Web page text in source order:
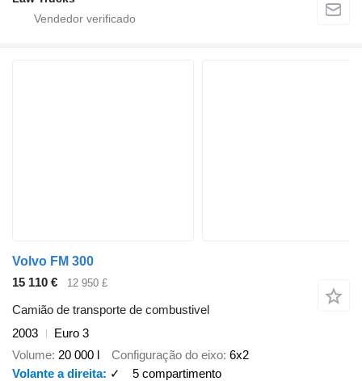
Volvo FM 300
15 110 €
12 950 £
Camião de transporte de combustivel
2003
Euro 3
Volume 20 000 l Configuração do eixo 6x2
Volante a direita
✓ 5 compartimento